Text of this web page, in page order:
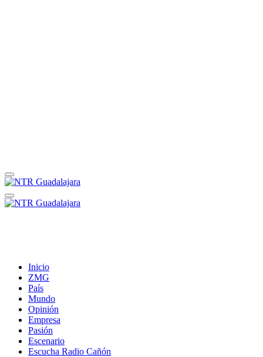
Inicio
ZMG
País
Mundo
Opinión
Empresa
Pasión
Escenario
Escucha Radio Cañón